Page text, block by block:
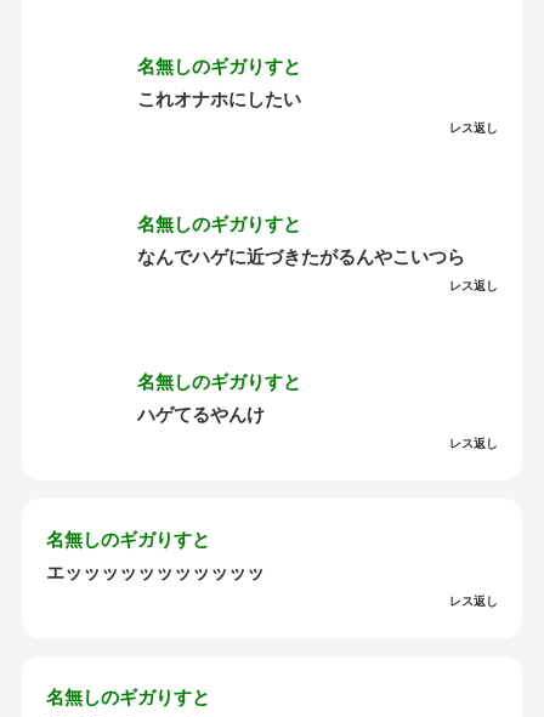
名無しのギガりすと
これオナホにしたい
レス返し
名無しのギガりすと
なんでハゲに近づきたがるんやこいつら
レス返し
名無しのギガりすと
ハゲてるやんけ
レス返し
名無しのギガりすと
エッッッッッッッッッッッ
レス返し
名無しのギガりすと